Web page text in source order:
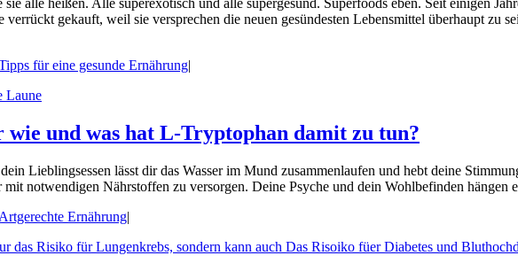
alle heißen. Alle superexotisch und alle supergesund. Superfoods eben. Seit einigen
gekauft, weil sie versprechen die neuen gesündesten Lebensmittel überhaupt zu
für eine gesunde Ernährung|
wie und was hat L-Tryptophan damit zu tun?
Lieblingsessen lässt dir das Wasser im Mund zusammenlaufen und hebt deine
notwendigen Nährstoffen zu versorgen. Deine Psyche und dein Wohlbefinden hängen
Artgerechte Ernährung|